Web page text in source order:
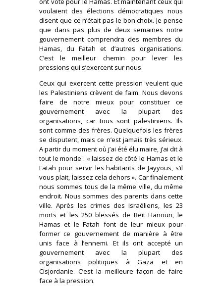
voulaient des élections démocratiques nous
disent que ce n’était pas le bon choix. Je pense
que dans pas plus de deux semaines notre
gouvernement comprendra des membres du
Hamas, du Fatah et d’autres organisations.
C’est le meilleur chemin pour lever les
pressions qui s’exercent sur nous.
Ceux qui exercent cette pression veulent que
les Palestiniens crèvent de faim. Nous devons
faire de notre mieux pour constituer ce
gouvernement avec la plupart des
organisations, car tous sont palestiniens. Ils
sont comme des frères. Quelquefois les frères
se disputent, mais ce n’est jamais très sérieux.
A partir du moment où j’ai été élu maire, j’ai dit à
tout le monde : « laissez de côté le Hamas et le
Fatah pour servir les habitants de Jayyous, s’il
vous plait, laissez cela dehors ». Car finalement
nous sommes tous de la même ville, du même
endroit. Nous sommes des parents dans cette
ville. Après les crimes des Israéliens, les 23
morts et les 250 blessés de Beit Hanoun, le
Hamas et le Fatah font de leur mieux pour
former ce gouvernement de manière à être
unis face à l’ennemi. Et ils ont accepté un
gouvernement avec la plupart des
organisations politiques à Gaza et en
Cisjordanie. C’est la meilleure façon de faire
face à la pression.